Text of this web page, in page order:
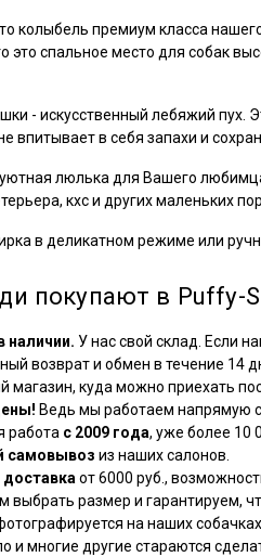
колыбель премиум класса
это спальное место для собак
- искусственный лебяжий пух.
впитывает в себя запахи и
люлька для Вашего
кхс и других маленьких
в деликатном режиме или
покупают в Puffy-
наличии. У нас свой склад. Если
возврат и обмен в течение 14
магазин, куда можно приехать
Ведь мы работаем напрямую
работа с 2009 года, уже более 10
самовывоз из наших салонов.
доставкаот 6000 руб.,
выбрать размер и гарантируем,
на наших
и многие другие стараются